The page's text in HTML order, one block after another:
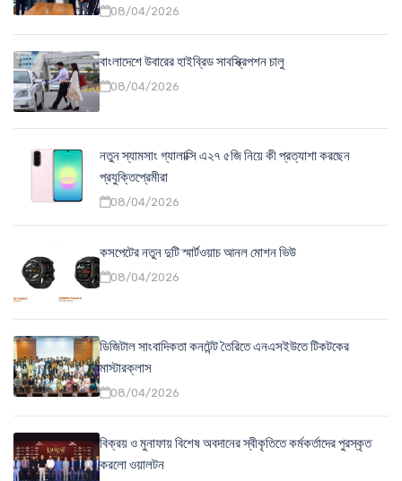
08/04/2026
বাংলাদেশে উবারের হাইব্রিড সাবস্ক্রিপশন চালু
08/04/2026
নতুন স্যামসাং গ্যালাক্সি এ২৭ ৫জি নিয়ে কী প্রত্যাশা করছেন
প্রযুক্তিপ্রেমীরা
08/04/2026
কসপেটের নতুন দুটি স্মার্টওয়াচ আনল মোশন ভিউ
08/04/2026
ডিজিটাল সাংবাদিকতা কনটেন্ট তৈরিতে এনএসইউতে টিকটকের
মাস্টারক্লাস
08/04/2026
বিক্রয় ও মুনাফায় বিশেষ অবদানের স্বীকৃতিতে কর্মকর্তাদের পুরস্কৃত
করলো ওয়ালটন